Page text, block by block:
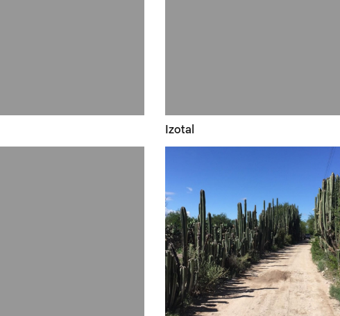
Izotal